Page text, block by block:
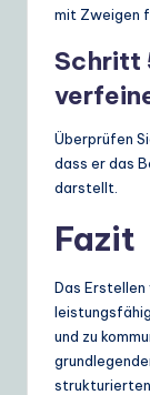
mit Zweigen
Schritt
Überprüfen
dass er das
darstellt.
Fazit
Das Erstellen
und zu